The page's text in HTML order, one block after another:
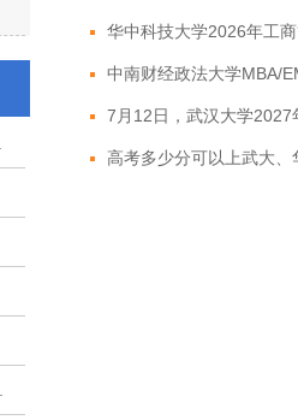
华中科技大学2026年工
中南财经政法大学MBA/
7月12日，武汉大学2027
高考多少分可以上武大